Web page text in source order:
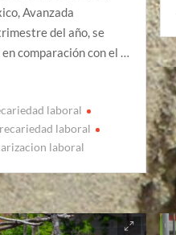
Avanzada
del año, se
comparación con el …
laboral
laboral
laboral